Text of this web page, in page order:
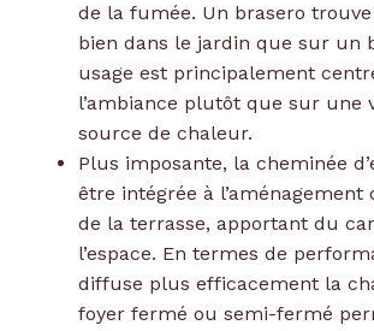
de la fumée. Un brasero
bien dans le jardin que sur un
usage est principalement
l’ambiance plutôt que sur une
source de chaleur.
Plus imposante, la cheminée
être intégrée à l’aménagement
de la terrasse, apportant du
l’espace. En termes de
diffuse plus efficacement la
foyer fermé ou semi-fermé